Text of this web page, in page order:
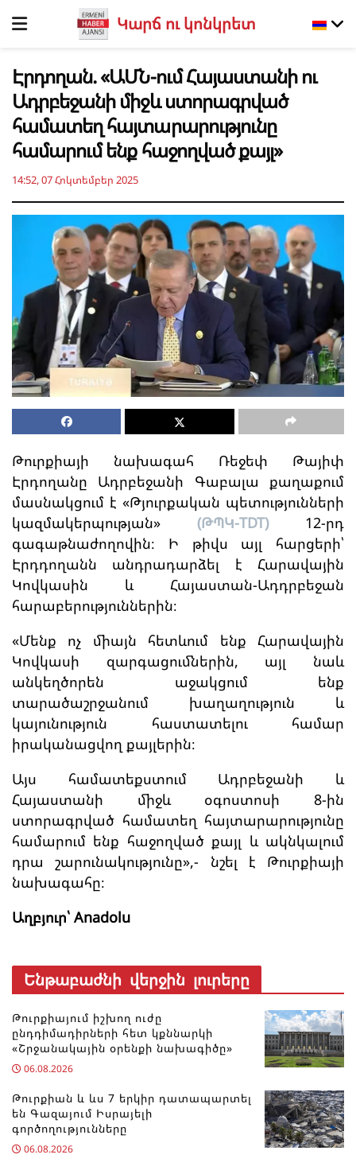
Կարճ ու կոնկրետ
Էրդողան. «ԱՄՆ-ում Հայաստանի ու
Ադրբեջանի միջև ստորագրված
համատեղ հայտարարությունը
համարում ենք հաջողված քայլ»
14:52, 07 Հոկտեմբեր 2025
Թուրքիայի նախագահ Ռեջեփ Թայիփ
Էրդողանը Ադրբեջանի Գաբալա քաղաքում
մասնակցում է «Թյուրքական պետությունների
կազմակերպության»
(ԹՊԿ-TDT)
12-րդ
գագաթնաժողովին։ Ի թիվս այլ հարցերի՝
Էրդդողանն անդրադարձել է Հարավային
Կովկասին և Հայաստան-Ադդրբեջան
հարաբերություններին։
«‎Մենք ոչ միայն հետևում ենք Հարավային
Կովկասի զարգացումներին, այլ նաև
անկեղծորեն աջակցում ենք
տարածաշրջանում խաղաղություն և
կայունություն հաստատելու համար
իրականացվող քայլերին։
Այս համատեքստում Ադրբեջանի և
Հայաստանի միջև օգոստոսի 8-ին
ստորագրված համատեղ հայտարարությունը
համարում ենք հաջողված քայլ և ակնկալում
դրա շարունակությունը»,- նշել է Թուրքիայի
նախագահը։
Աղբյուր՝ Anadolu
Ենթաբաժնի վերջին լուրերը
Թուրքիայում իշխող ուժը
ընդդիմադիրների հետ կքննարկի
«Շրջանակային օրենքի նախագիծը»
06.08.2026
Թուրքիան և ևս 7 երկիր դատապարտել
են Գազայում Իսրայելի
գործողությունները
06.08.2026